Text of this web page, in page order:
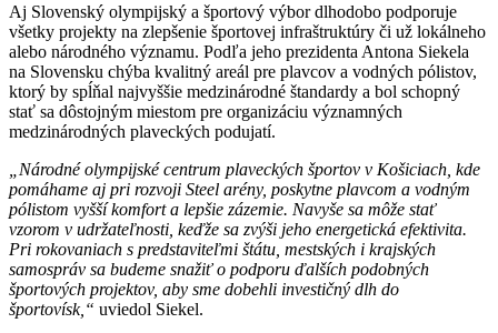
Aj Slovenský olympijský a športový výbor dlhodobo podporuje
všetky projekty na zlepšenie športovej infraštruktúry či už lokálneho
alebo národného významu. Podľa jeho prezidenta Antona Siekela
na Slovensku chýba kvalitný areál pre plavcov a vodných pólistov,
ktorý by spĺňal najvyššie medzinárodné štandardy a bol schopný
stať sa dôstojným miestom pre organizáciu významných
medzinárodných plaveckých podujatí.
„Národné olympijské centrum plaveckých športov v Košiciach, kde
pomáhame aj pri rozvoji Steel arény, poskytne plavcom a vodným
pólistom vyšší komfort a lepšie zázemie. Navyše sa môže stať
vzorom v udržateľnosti, keďže sa zvýši jeho energetická efektivita.
Pri rokovaniach s predstaviteľmi štátu, mestských i krajských
samospráv sa budeme snažiť o podporu ďalších podobných
športových projektov, aby sme dobehli investičný dlh do
športovísk,“ uviedol Siekel.